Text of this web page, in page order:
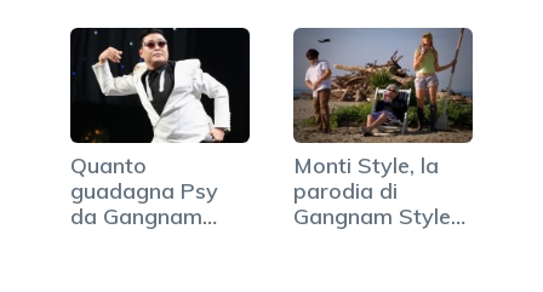
Quanto
guadagna Psy
da Gangnam
Monti Style, la
parodia di
Gangnam Style